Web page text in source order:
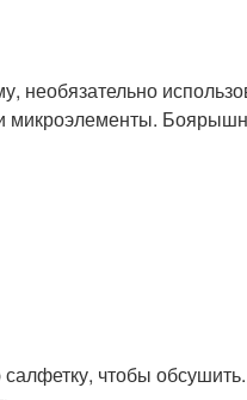
необязательно
микроэлементы.
чтобы обсушить.